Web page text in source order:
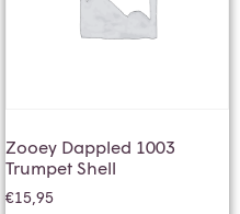
Zooey Dappled 1003
Trumpet Shell
€15,95